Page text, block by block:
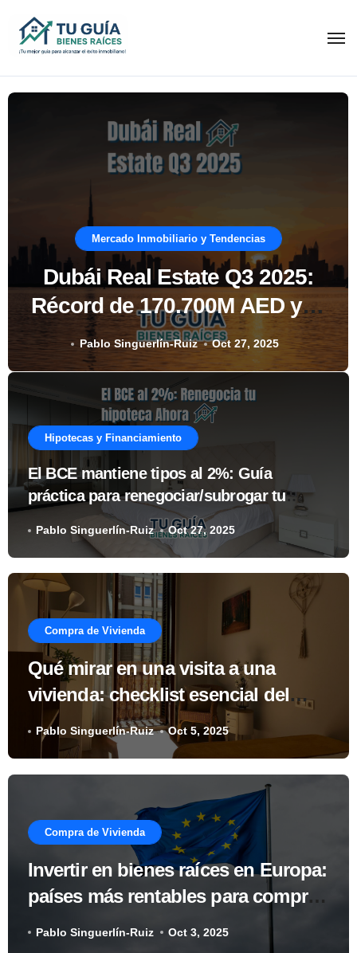
contenido
Mercado Inmobiliario y Tendencias
Dubái Real Estate Q3 2025:
Récord de 170.700M AED y el
Boom del Off-Plan Explicado
Pablo Singuerlín-Ruiz Oct 27, 2025
Hipotecas y Financiamiento
El BCE mantiene tipos al 2%: Guía
práctica para renegociar/subrogar tu
hipoteca ahora
Pablo Singuerlín-Ruiz Oct 27, 2025
Compra de Vivienda
Qué mirar en una visita a una
vivienda: checklist esencial del
comprador inteligente
Pablo Singuerlín-Ruiz Oct 5, 2025
Compra de Vivienda
Invertir en bienes raíces en Europa:
países más rentables para comprar
Pablo Singuerlín-Ruiz Oct 3, 2025